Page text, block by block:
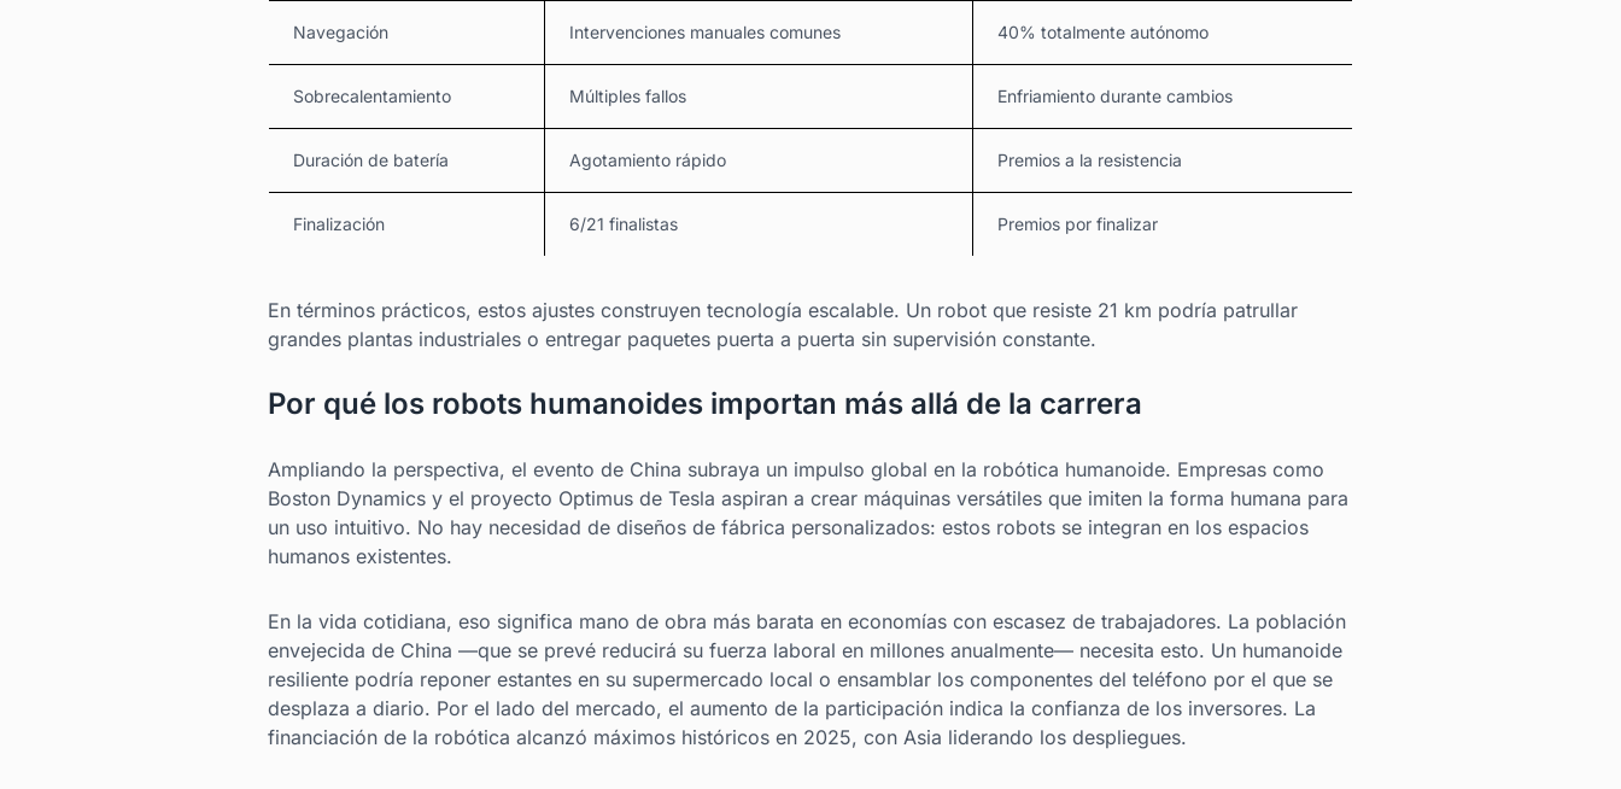
Navegación Intervenciones manuales comunes 40% totalmente autónomo
Sobrecalentamiento Múltiples fallos Enfriamiento durante cambios
Duración de batería Agotamiento rápido Premios a la resistencia
Finalización 6/21 finalistas Premios por finalizar
En términos prácticos, estos ajustes construyen tecnología escalable. Un robot que resiste 21 km podría patrullar
grandes plantas industriales o entregar paquetes puerta a puerta sin supervisión constante.
Por qué los robots humanoides importan más allá de la carrera
Ampliando la perspectiva, el evento de China subraya un impulso global en la robótica humanoide. Empresas como
Boston Dynamics y el proyecto Optimus de Tesla aspiran a crear máquinas versátiles que imiten la forma humana para
un uso intuitivo. No hay necesidad de diseños de fábrica personalizados: estos robots se integran en los espacios
humanos existentes.
En la vida cotidiana, eso significa mano de obra más barata en economías con escasez de trabajadores. La población
envejecida de China —que se prevé reducirá su fuerza laboral en millones anualmente— necesita esto. Un humanoide
resiliente podría reponer estantes en su supermercado local o ensamblar los componentes del teléfono por el que se
desplaza a diario. Por el lado del mercado, el aumento de la participación indica la confianza de los inversores. La
financiación de la robótica alcanzó máximos históricos en 2025, con Asia liderando los despliegues.